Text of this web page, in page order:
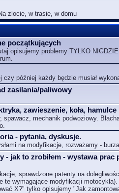
zlocie, w trasie, w domu
początkujących
opisujemy problemy TYLKO NIGDZIE
czy później każdy będzie musiał
zasilania/paliwowy
zawieszenie, koła, hamulce
spawacz, mechanik podwoziowy.
- pytania, dyskusje.
na modyfikacje, rozważamy -
- jak to zrobiłem - wystawa prac
sprawdzone patenty na
te wymagające modyfikacji
X?" tylko opisujemy "Jak